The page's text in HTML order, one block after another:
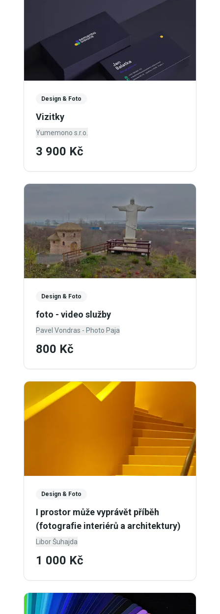
Design & Foto
Vizitky
Yumemono s.r.o.
3 900 Kč
Design & Foto
foto - video služby
Pavel Vondras - Photo Paja
800 Kč
Design & Foto
I prostor může vyprávět příběh
(fotografie interiérů a architektury)
Libor Šuhajda
1 000 Kč